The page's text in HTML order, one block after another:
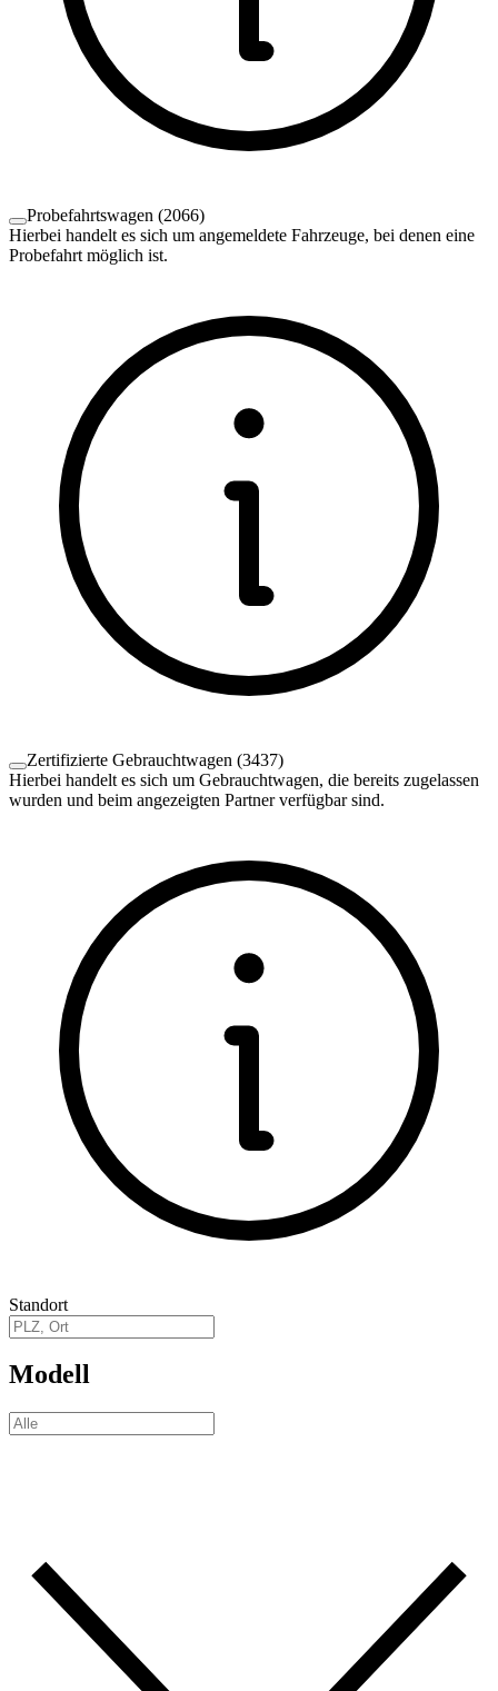
Probefahrtswagen (2066)
Hierbei handelt es sich um angemeldete Fahrzeuge, bei denen eine
Probefahrt möglich ist.
Zertifizierte Gebrauchtwagen (3437)
Hierbei handelt es sich um Gebrauchtwagen, die bereits zugelassen
wurden und beim angezeigten Partner verfügbar sind.
Standort
Modell